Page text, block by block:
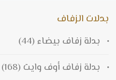
بدلات الزفاف
بدلة زفاف بيضاء (44)
بدلة زفاف أوف وايت (168)